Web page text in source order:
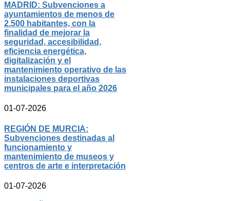
MADRID: Subvenciones a
ayuntamientos de menos de
2.500 habitantes, con la
finalidad de mejorar la
seguridad, accesibilidad,
eficiencia energética,
digitalización y el
mantenimiento operativo de las
instalaciones deportivas
municipales para el año 2026
01-07-2026
REGIÓN DE MURCIA:
Subvenciones destinadas al
funcionamiento y
mantenimiento de museos y
centros de arte e interpretación
01-07-2026